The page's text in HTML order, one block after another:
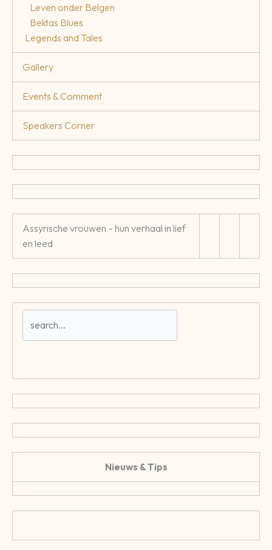
Leven onder Belgen
Bektas Blues
Legends and Tales
Gallery
Events & Comment
Speakers Corner
Assyrische vrouwen – hun verhaal in lief
en leed
Nieuws & Tips